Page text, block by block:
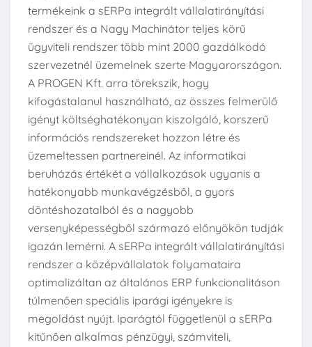
termékeink a sERPa integrált vállalatirányítási
rendszer és a Nagy Machinátor teljes körű
ügyviteli rendszer több mint 2000 gazdálkodó
szervezetnél üzemelnek szerte Magyarországon.
A PROGEN Kft. arra törekszik, hogy
kifogástalanul használható, az összes felmerülő
igényt költséghatékonyan kiszolgáló, korszerű
információs rendszereket hozzon létre és
üzemeltessen partnereinél. Az informatikai
beruházás értékét a vállalkozások ugyanis a
hatékonyabb munkavégzésből, a gyors
döntéshozatalból és a nagyobb
versenyképességből származó előnyökön tudják
igazán lemérni. A sERPa integrált vállalatirányítási
rendszer a középvállalatok folyamataira
optimalizáltan az általános ERP funkcionalitáson
túlmenően speciális iparági igényekre is
megoldást nyújt. Iparágtól függetlenül a sERPa
kitűnően alkalmas pénzügyi, számviteli,